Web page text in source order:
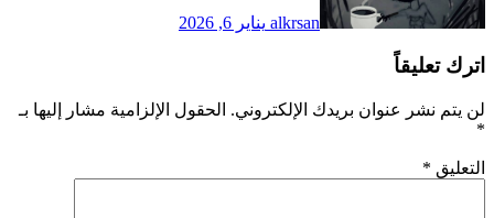
alkrsan يناير 6, 2026
اترك تعليقاً
لن يتم نشر عنوان بريدك الإلكتروني. الحقول الإلزامية مشار إليها بـ
*
التعليق *